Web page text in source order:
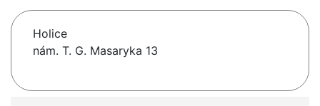
Holice
nám. T. G. Masaryka 13